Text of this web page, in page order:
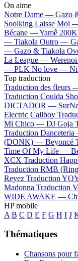
On aime
Notre Dame — Gazo
Soolking Laisse Moi
Bécane —Yamê
— Tiakola Outro —
— Gazo & Tiakola
La League — Werenoi
— PLK No love —
Top traduction
Traduction des fleurs
Traduction Coulda
DICTADOR —
Electric Callboy
Mi Chico — DJ Goja
Traduction
(DONK) — Beyoncé
Time Of My Life —
XCX Traduction
Traduction RMB
Reyez Traduction
Madonna Traduction
WIDE AWAKE —
HP mobile
A B C D E F G H I J
Thématiques
Chansons pour